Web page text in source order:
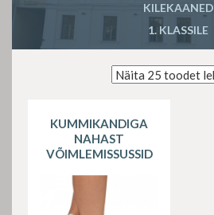
KILEKAANED
1. KLASSILE
KUMMIKANDIGA
NAHAST
VÕIMLEMISSUSSID